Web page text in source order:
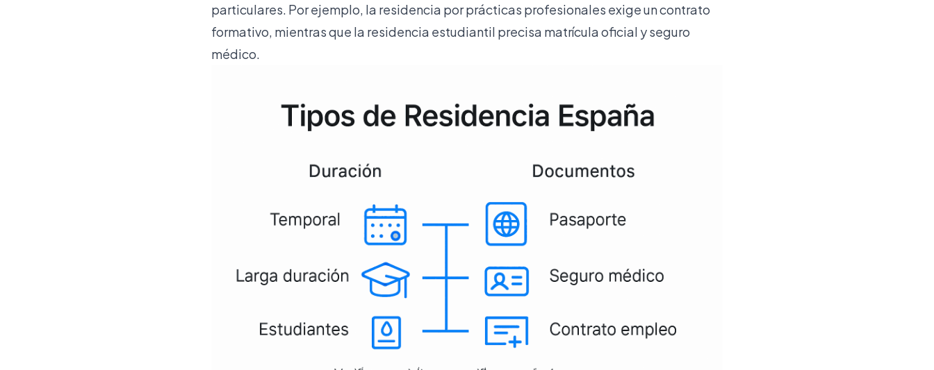
particulares. Por ejemplo, la residencia por prácticas profesionales exige un contrato
formativo, mientras que la residencia estudiantil precisa matrícula oficial y seguro
médico.